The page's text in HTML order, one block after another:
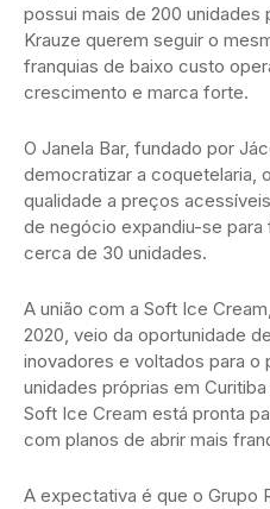
possui mais de 200 unidades
Krauze querem seguir o
franquias de baixo custo
crescimento e marca forte.
O Janela Bar, fundado por
democratizar a coquetelaria,
qualidade a preços
de negócio expandiu-se para
cerca de 30 unidades.
A união com a Soft Ice
2020, veio da oportunidade
inovadores e voltados para o
unidades próprias em
Soft Ice Cream está pronta
com planos de abrir mais
A expectativa é que o Grupo